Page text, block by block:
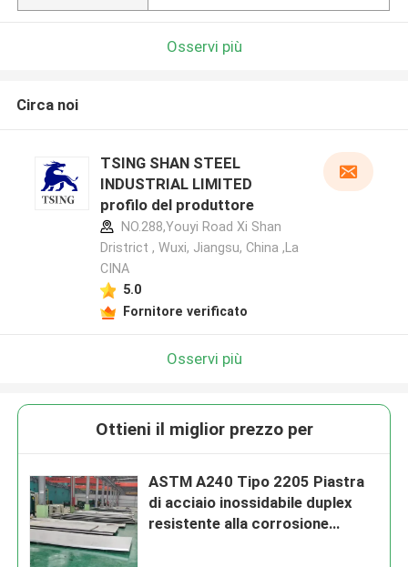
Osservi più
Circa noi
TSING SHAN STEEL
INDUSTRIAL LIMITED
profilo del produttore
NO.288,Youyi Road Xi Shan
Dristrict , Wuxi, Jiangsu, China ,La
CINA
5.0
Fornitore verificato
Osservi più
Ottieni il miglior prezzo per
ASTM A240 Tipo 2205 Piastra
di acciaio inossidabile duplex
resistente alla corrosione